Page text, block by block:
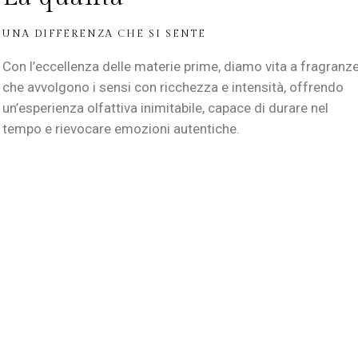
UNA DIFFERENZA CHE SI SENTE
Con l’eccellenza delle materie prime, diamo vita a
che avvolgono i sensi con ricchezza e intensità, offrendo
un’esperienza olfattiva inimitabile, capace di durare nel
tempo e rievocare emozioni autentiche.